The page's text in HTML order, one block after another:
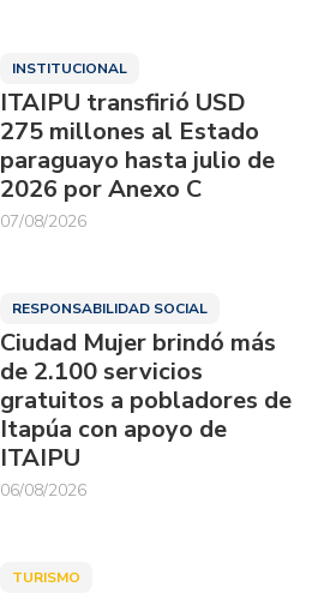
INSTITUCIONAL
ITAIPU transfirió USD
275 millones al Estado
paraguayo hasta julio de
2026 por Anexo C
07/08/2026
RESPONSABILIDAD SOCIAL
Ciudad Mujer brindó más
de 2.100 servicios
gratuitos a pobladores de
Itapúa con apoyo de
ITAIPU
06/08/2026
TURISMO